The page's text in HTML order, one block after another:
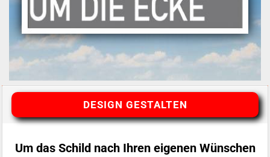
DESIGN GESTALTEN
Um das Schild nach Ihren eigenen Wünschen